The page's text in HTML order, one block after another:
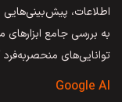
اطلاعات،
به بررسی جامع
توانایی‌های منحصربه‌فرد
Google AI